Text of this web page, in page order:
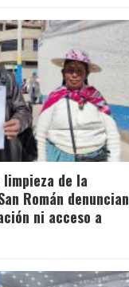
de la
Román denuncian
ni acceso a